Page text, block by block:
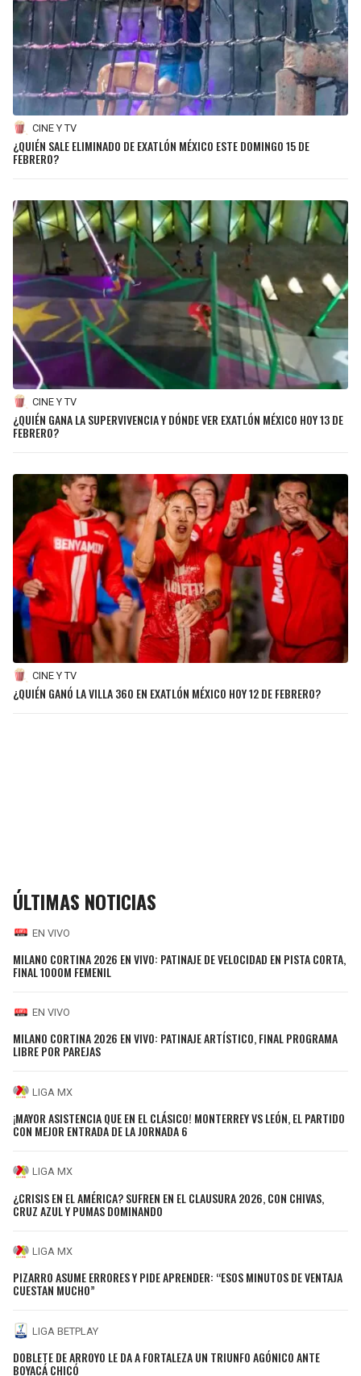
CINE Y TV
¿QUIÉN SALE ELIMINADO DE EXATLÓN MÉXICO ESTE DOMINGO 15 DE
FEBRERO?
CINE Y TV
¿QUIÉN GANA LA SUPERVIVENCIA Y DÓNDE VER EXATLÓN MÉXICO HOY 13 DE
FEBRERO?
CINE Y TV
¿QUIÉN GANÓ LA VILLA 360 EN EXATLÓN MÉXICO HOY 12 DE FEBRERO?
ÚLTIMAS NOTICIAS
EN VIVO
MILANO CORTINA 2026 EN VIVO: PATINAJE DE VELOCIDAD EN PISTA CORTA,
FINAL 1000M FEMENIL
EN VIVO
MILANO CORTINA 2026 EN VIVO: PATINAJE ARTÍSTICO, FINAL PROGRAMA
LIBRE POR PAREJAS
LIGA MX
¡MAYOR ASISTENCIA QUE EN EL CLÁSICO! MONTERREY VS LEÓN, EL PARTIDO
CON MEJOR ENTRADA DE LA JORNADA 6
LIGA MX
¿CRISIS EN EL AMÉRICA? SUFREN EN EL CLAUSURA 2026, CON CHIVAS,
CRUZ AZUL Y PUMAS DOMINANDO
LIGA MX
PIZARRO ASUME ERRORES Y PIDE APRENDER: “ESOS MINUTOS DE VENTAJA
CUESTAN MUCHO”
LIGA BETPLAY
DOBLETE DE ARROYO LE DA A FORTALEZA UN TRIUNFO AGÓNICO ANTE
BOYACÁ CHICÓ